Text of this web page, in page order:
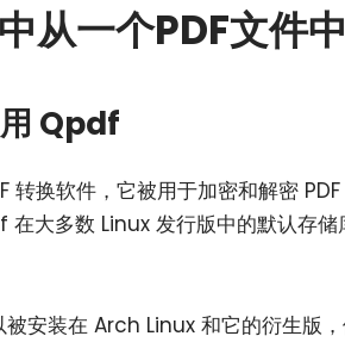
从一个PDF文件
Qpdf
转换软件，它被用于加密和解密
在大多数 Linux 发行版中的默认存
安装在 Arch Linux 和它的衍生版